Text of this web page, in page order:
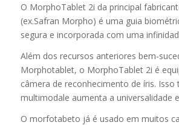
O MorphoTablet 2i da principal
(ex.Safran Morpho) é uma guia
segura e incorporada com uma
Além dos recursos anteriores bem-
Morphotablet, o MorphoTablet 2i é
câmera de reconhecimento de íris.
multimodale aumenta a universalidade
O morfotabeto já é usado em muitos